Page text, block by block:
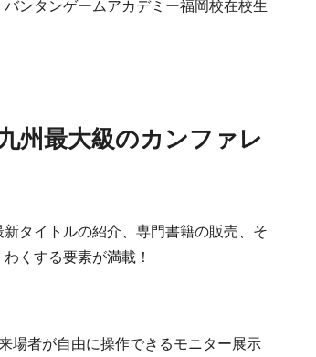
ンタンゲームアカデミー福岡校在校生
州最大級のカンファレ
タイトルの紹介、専門書籍の販売、そ
くする要素が満載！
場者が自由に操作できるモニター展示